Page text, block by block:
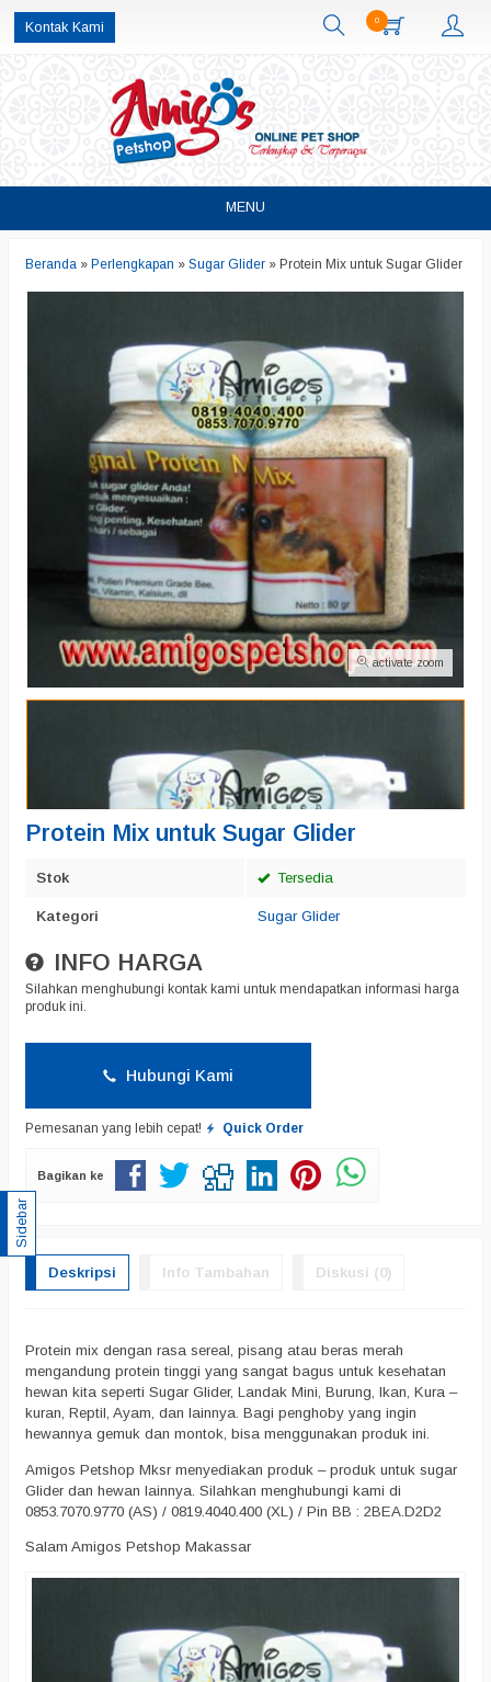
Kontak Kami 0
MENU
Beranda » Perlengkapan » Sugar Glider » Protein Mix untuk Sugar Glider
activate zoom
Protein Mix untuk Sugar Glider
Stok Tersedia
Kategori Sugar Glider
INFO HARGA
Silahkan menghubungi kontak kami untuk mendapatkan informasi harga
produk ini.
Hubungi Kami
Pemesanan yang lebih cepat! Quick Order
Bagikan ke
Deskripsi Info Tambahan Diskusi (0)
Protein mix dengan rasa sereal, pisang atau beras merah
mengandung protein tinggi yang sangat bagus untuk kesehatan
hewan kita seperti Sugar Glider, Landak Mini, Burung, Ikan, Kura –
kuran, Reptil, Ayam, dan lainnya. Bagi penghoby yang ingin
hewannya gemuk dan montok, bisa menggunakan produk ini.
Amigos Petshop Mksr menyediakan produk – produk untuk sugar
Glider dan hewan lainnya. Silahkan menghubungi kami di
0853.7070.9770 (AS) / 0819.4040.400 (XL) / Pin BB : 2BEA.D2D2
Salam Amigos Petshop Makassar
Sidebar